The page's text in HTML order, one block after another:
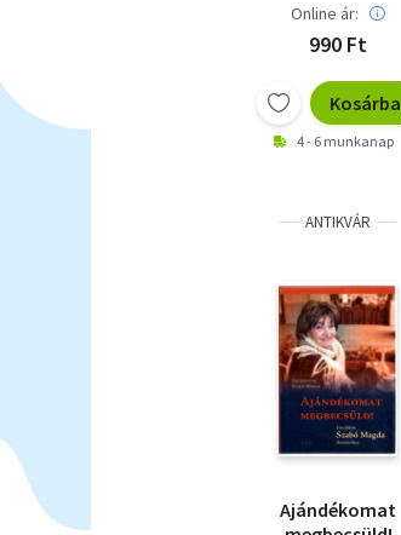
Online ár:
990 Ft
Kosárba
4 - 6 munkanap
ANTIKVÁR
Ajándékomat